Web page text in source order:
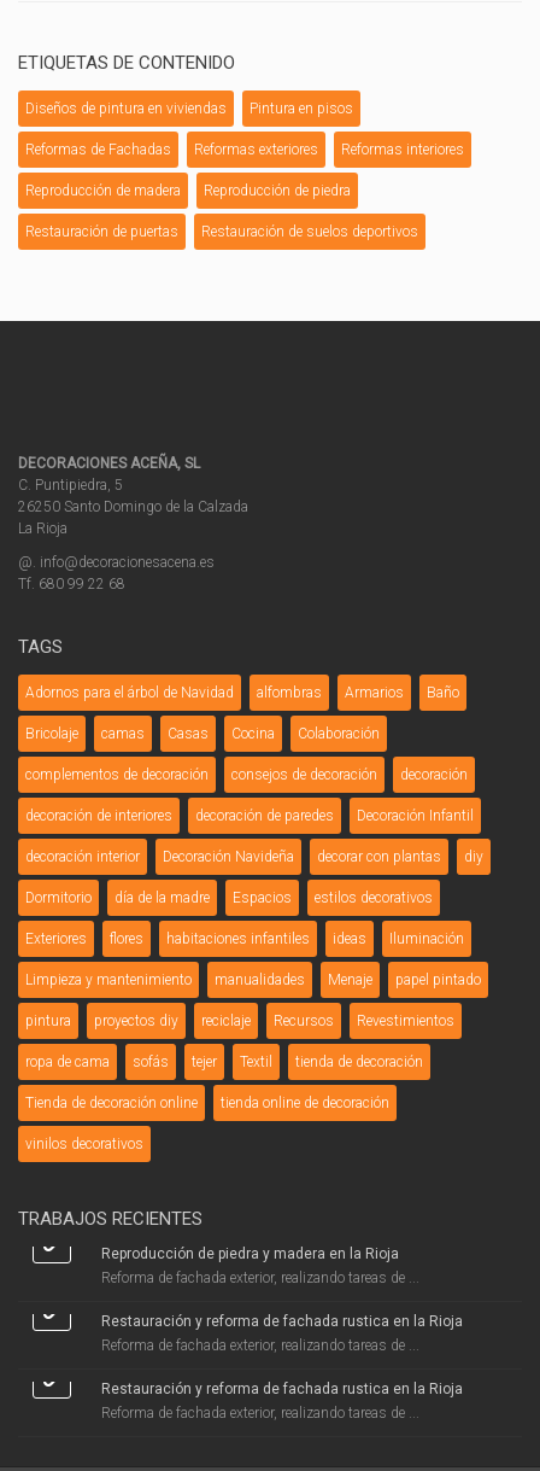
ETIQUETAS DE CONTENIDO
Diseños de pintura en viviendas Pintura en pisos
Reformas de Fachadas Reformas exteriores Reformas interiores
Reproducción de madera Reproducción de piedra
Restauración de puertas Restauración de suelos deportivos
DECORACIONES ACEÑA, SL
C. Puntipiedra, 5
26250 Santo Domingo de la Calzada
La Rioja
@. info@decoracionesacena.es
Tf. 680 99 22 68
TAGS
Adornos para el árbol de Navidad alfombras Armarios Baño
Bricolaje camas Casas Cocina Colaboración
complementos de decoración consejos de decoración decoración
decoración de interiores decoración de paredes Decoración Infantil
decoración interior Decoración Navideña decorar con plantas diy
Dormitorio día de la madre Espacios estilos decorativos
Exteriores flores habitaciones infantiles ideas Iluminación
Limpieza y mantenimiento manualidades Menaje papel pintado
pintura proyectos diy reciclaje Recursos Revestimientos
ropa de cama sofás tejer Textil tienda de decoración
Tienda de decoración online tienda online de decoración
vinilos decorativos
TRABAJOS RECIENTES
Reproducción de piedra y madera en la Rioja
Reforma de fachada exterior, realizando tareas de ...
Restauración y reforma de fachada rustica en la Rioja
Reforma de fachada exterior, realizando tareas de ...
Restauración y reforma de fachada rustica en la Rioja
Reforma de fachada exterior, realizando tareas de ...